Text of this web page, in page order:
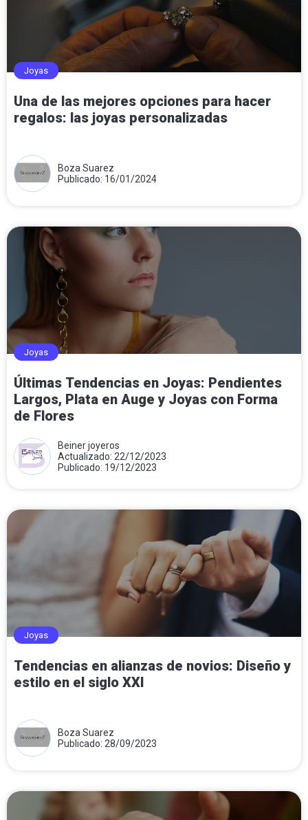
Joyas
Una de las mejores opciones para hacer
regalos: las joyas personalizadas
Boza Suarez
Publicado: 16/01/2024
Joyas
Últimas Tendencias en Joyas: Pendientes
Largos, Plata en Auge y Joyas con Forma
de Flores
Beiner joyeros
Actualizado: 22/12/2023
Publicado: 19/12/2023
Joyas
Tendencias en alianzas de novios: Diseño y
estilo en el siglo XXI
Boza Suarez
Publicado: 28/09/2023